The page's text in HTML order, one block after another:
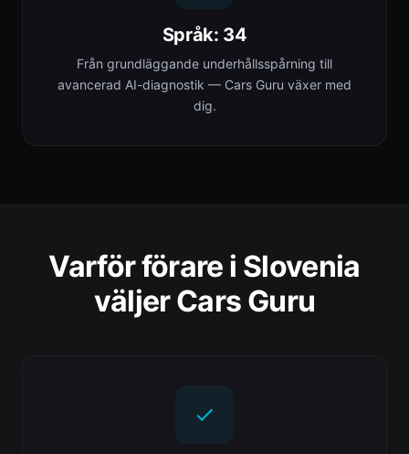
Språk: 34
Från grundläggande underhållsspårning till
avancerad AI-diagnostik — Cars Guru växer med
dig.
Varför förare i Slovenia
väljer Cars Guru